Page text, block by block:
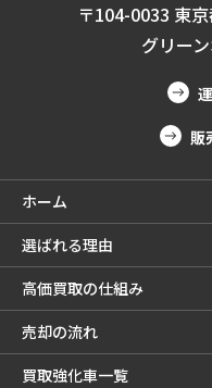
〒104-0033 東
グリー
販
ホーム
選ばれる理由
高価買取の仕組み
売却の流れ
買取強化車一覧